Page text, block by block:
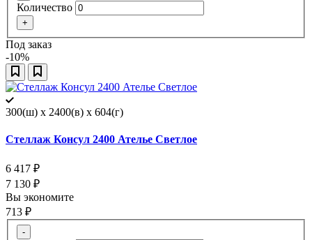
Количество
+
Под заказ
-10%
300(ш) x 2400(в) x 604(г)
Стеллаж Консул 2400 Ателье Светлое
6 417 ₽
7 130 ₽
Вы экономите
713 ₽
-